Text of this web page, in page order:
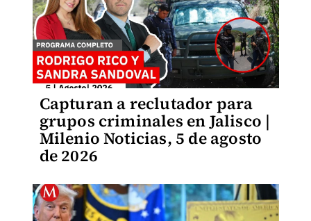
Capturan a reclutador para
grupos criminales en Jalisco |
Milenio Noticias, 5 de agosto
de 2026